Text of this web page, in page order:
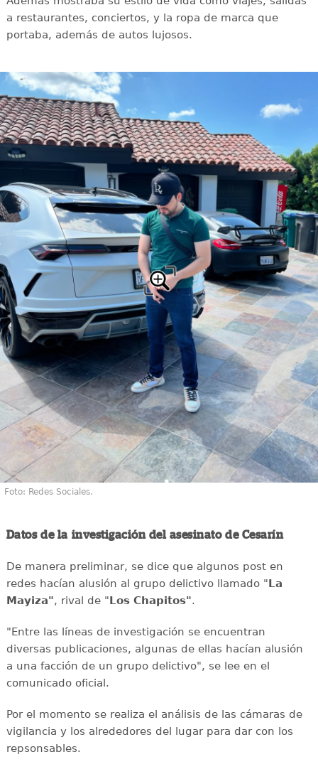
a restaurantes, conciertos, y la ropa de marca que
portaba, además de autos lujosos.
Foto: Redes Sociales.
Datos de la investigación del asesinato de Cesarín
De manera preliminar, se dice que algunos post en
redes hacían alusión al grupo delictivo llamado "La
Mayiza", rival de "Los Chapitos".
"Entre las líneas de investigación se encuentran
diversas publicaciones, algunas de ellas hacían alusión
a una facción de un grupo delictivo", se lee en el
comunicado oficial.
Por el momento se realiza el análisis de las cámaras de
vigilancia y los alrededores del lugar para dar con los
repsonsables.